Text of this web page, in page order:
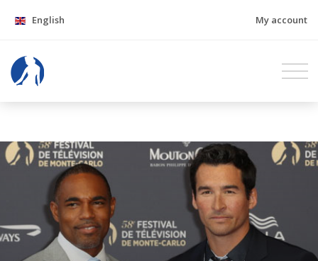
English My account